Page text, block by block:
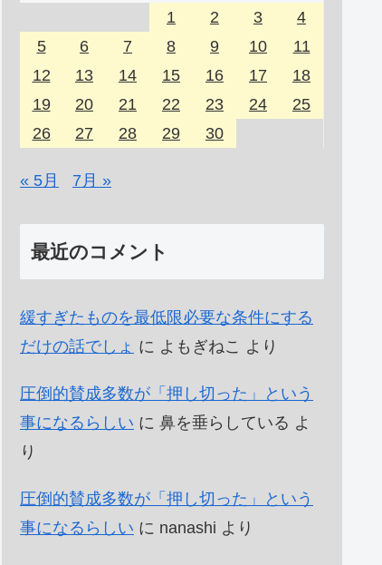
1 2 3
4
5
6 7 8 9 10
11
12
13 14 15 16 17
18
19
20 21 22 23 24
25
26
27 28 29 30
« 5月 7月 »
最近のコメント
緩すぎたものを最低限必要な条件にする
だけの話でしょ に よもぎねこ より
圧倒的賛成多数が「押し切った」という
事になるらしい に 鼻を垂らしている よ
り
圧倒的賛成多数が「押し切った」という
事になるらしい に nanashi より